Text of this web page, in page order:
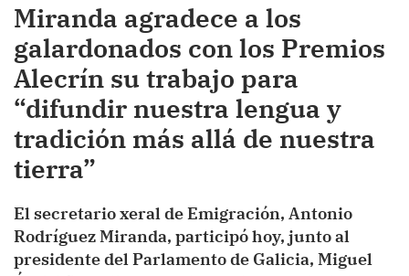
Miranda agradece a los
galardonados con los Premios
Alecrín su trabajo para
“difundir nuestra lengua y
tradición más allá de nuestra
tierra”
El secretario xeral de Emigración, Antonio
Rodríguez Miranda, participó hoy, junto al
presidente del Parlamento de Galicia, Miguel